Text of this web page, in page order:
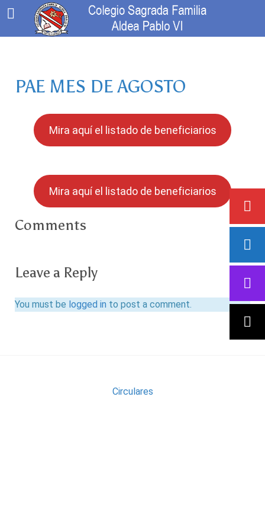
PAE MES DE AGOSTO
Mira aquí el listado de beneficiarios
Mira aquí el listado de beneficiarios
Comments
Leave a Reply
You must be logged in to post a comment.
Circulares